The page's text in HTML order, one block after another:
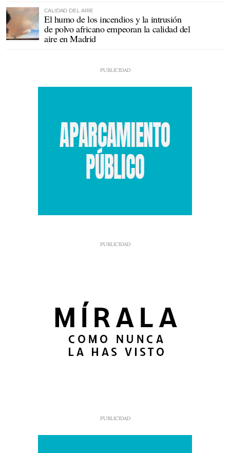
CALIDAD DEL AIRE
El humo de los incendios y la intrusión
de polvo africano empeoran la calidad del
aire en Madrid